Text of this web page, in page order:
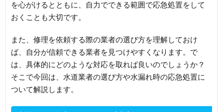
を心がけるとともに、自力でできる範囲で応急処置をして
おくことも大切です。
また、修理を依頼する際の業者の選び方を理解しておけ
ば、自分が信頼できる業者を見つけやすくなります。で
は、具体的にどのような対応を取れば良いのでしょうか？
そこで今回は、水道業者の選び方や水漏れ時の応急処置に
ついて解説します。